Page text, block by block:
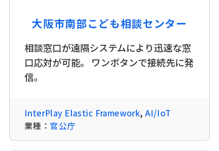
大阪市南部こども相談センター
相談窓口が遠隔システムにより迅速な窓
口応対が可能。 ワンボタンで接続先に発
信。
InterPlay Elastic Framework,AI/IoT
業種： 官公庁